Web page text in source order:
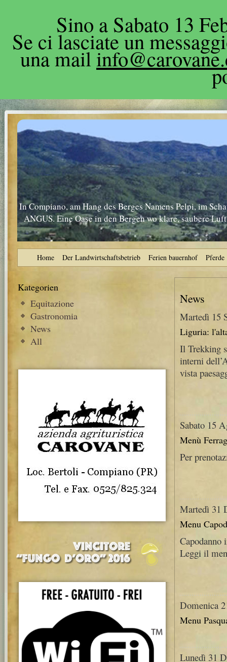
Sino a Sabato 13
Se ci lasciate un
una mail
In Compiano, am Hang des Berges Namens Pelpi, im
ANGUS. Eine Oase in den Bergen wo klare, saubere
Home Der Landwirtschaftsbetrieb Ferien bauernhof Pferde
Kategorien
Equitazione
Gastronomia
News
All
News
Martedì 15
Liguria:
Il Trekking
interni
vista
Sabato 15
Menù
Per
Martedì 31
Menu
Leggi il
Domenica
Menu
Lunedì 31